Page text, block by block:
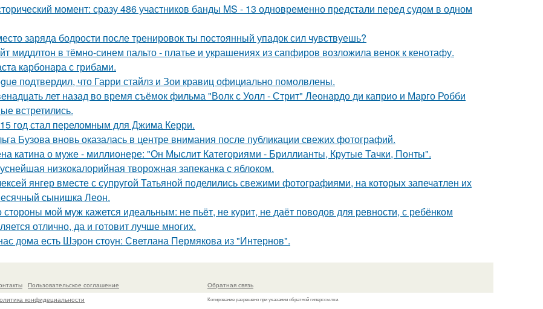
момент: сразу 486 участников банды MS - 13 одновременно предстали перед судом в одном
заряда бодрости после тренировок ты постоянный упадок сил чувствуешь?
миддлтон в тёмно-синем пальто - платье и украшениях из сапфиров возложила венок к кенотафу.
карбонара с грибами.
подтвердил, что Гарри стайлз и Зои кравиц официально помолвлены.
лет назад во время съёмок фильма "Волк с Уолл - Стрит" Леонардо ди каприо и Марго Робби
встретились.
год стал переломным для Джима Керри.
Бузова вновь оказалась в центре внимания после публикации свежих фотографий.
катина о муже - миллионере: "Он Мыслит Категориями - Бриллианты, Крутые Тачки, Понты".
низкокалорийная творожная запеканка с яблоком.
янгер вместе с супругой Татьяной поделились свежими фотографиями, на которых запечатлен их
сынишка Леон.
мой муж кажется идеальным: не пьёт, не курит, не даёт поводов для ревности, с ребёнком
отлично, да и готовит лучше многих.
дома есть Шэрон стоун: Светлана Пермякова из "Интернов".
Пользовательское соглашение
конфидециальности
Обратная связь
Копирование разрешено при указании обратной гиперссылки.